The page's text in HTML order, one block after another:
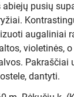
abiejų pusių
augaliniai
violetinės,
Pakraščiai
dantyti.